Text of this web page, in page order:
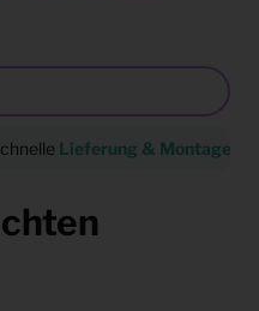
Lieferung & Montage